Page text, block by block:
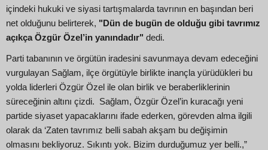
içindeki hukuki ve siyasi tartışmalarda tavrının en başından beri
net olduğunu belirterek, "Dün de bugün de olduğu gibi tavrımız
açıkça Özgür Özel’in yanındadır" dedi.
Parti tabanının ve örgütün iradesini savunmaya devam edeceğini
vurgulayan Sağlam, ilçe örgütüyle birlikte inançla yürüdükleri bu
yolda liderleri Özgür Özel ile olan birlik ve beraberliklerinin
süreceğinin altını çizdi. Sağlam, Özgür Özel’in kuracağı yeni
partide siyaset yapacaklarını ifade ederken, görevden alma ilgili
olarak da ‘Zaten tavrımız belli sabah akşam bu değişimin
olmasını bekliyoruz. Sıkıntı yok. Bizim durduğumuz yer belli.,”